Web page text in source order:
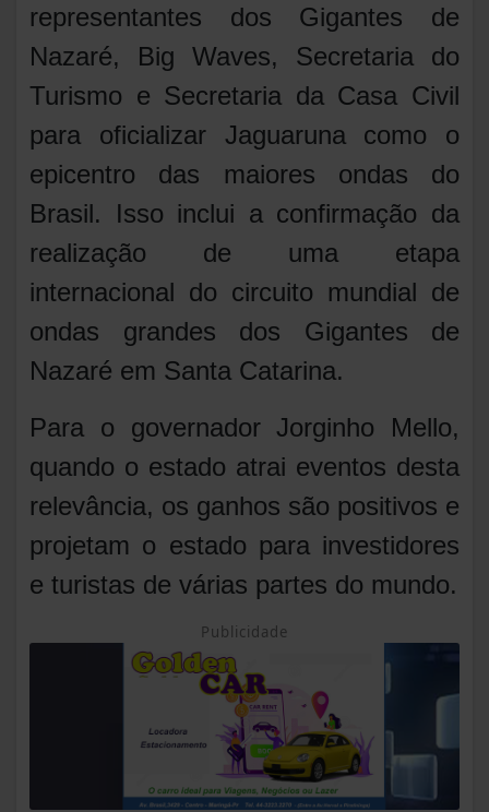
representantes dos Gigantes de
Nazaré, Big Waves, Secretaria do
Turismo e Secretaria da Casa Civil
para oficializar Jaguaruna como o
epicentro das maiores ondas do
Brasil. Isso inclui a confirmação da
realização de uma etapa
internacional do circuito mundial de
ondas grandes dos Gigantes de
Nazaré em Santa Catarina.
Para o governador Jorginho Mello,
quando o estado atrai eventos desta
relevância, os ganhos são positivos e
projetam o estado para investidores
e turistas de várias partes do mundo.
Publicidade